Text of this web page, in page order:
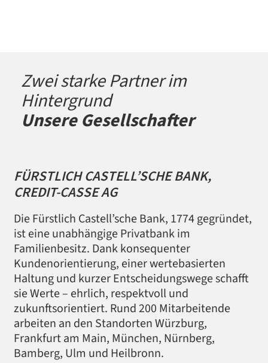
Zwei starke Partner im
Hintergrund
Unsere Gesellschafter
FÜRSTLICH CASTELL’SCHE BANK,
CREDIT-CASSE AG
Die Fürstlich Castell’sche Bank, 1774 gegründet,
ist eine unabhängige Privatbank im
Familienbesitz. Dank konsequenter
Kundenorientierung, einer wertebasierten
Haltung und kurzer Entscheidungswege schafft
sie Werte – ehrlich, respektvoll und
zukunftsorientiert. Rund 200 Mitarbeitende
arbeiten an den Standorten Würzburg,
Frankfurt am Main, München, Nürnberg,
Bamberg, Ulm und Heilbronn.